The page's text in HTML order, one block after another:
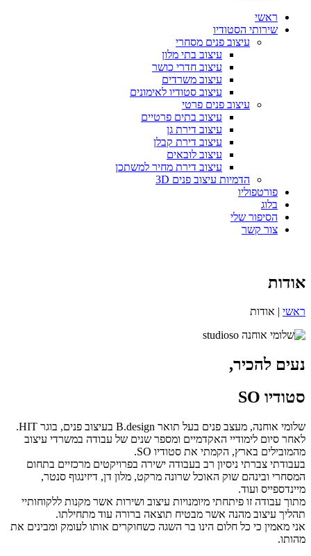
ראשי
שירותי הסטודיו
עיצוב פנים מסחרי
עיצוב בתי מלון
עיצוב חדרי כושר
עיצוב משרדים
עיצוב סטודיו לאימונים
עיצוב פנים פרטי
עיצוב בתים פרטיים
עיצוב דירת גן
עיצוב דירת קבלן
עיצוב לובאים
עיצוב דירת מחיר למשתכן
הדמיות עיצוב פנים 3D
פורטפוליו
בלוג
הסיפור שלי
צור קשר
אודות
ראשי | אודות
נעים להכיר,
סטודיו SO
שלומי אוחנה, מעצב פנים בעל תואר B.design בעיצוב פנים, בוגר HIT.
לאחר סיום לימודיי האקדמיים ומספר שנים של עבודה במשרדי עיצוב
מהמובילים בארץ, הקמתי את סטודיו SO.
בעבודתי צברתי ניסיון רב בעבודה ישירה בפרויקטים מרכזיים בתחום
המסחרי ובינהם שוק האוכל שרונה מרקט, מלון דן, דיזינגוף סנטר,
מיינדספייס ועוד.
מתוך עבודה זו פיתחתי מיומנויות עיצוב ושירות אשר מקנות ללקוחותיי
תהליך עיצוב מהנה אשר מבטיח תוצאה ברורה עוד מתחילתו.
אני מאמין כי כל חלום הינו בר השגה כשחוקרים אותו לעומק ומבינים את
מהותו.